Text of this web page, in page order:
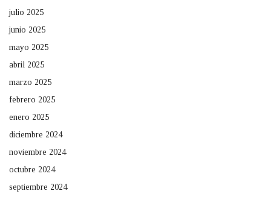
julio 2025
junio 2025
mayo 2025
abril 2025
marzo 2025
febrero 2025
enero 2025
diciembre 2024
noviembre 2024
octubre 2024
septiembre 2024